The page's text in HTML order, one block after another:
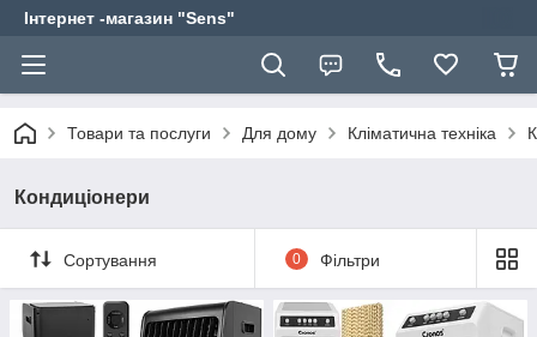
Інтернет -магазин "Sens"
Товари та послуги Для дому Кліматична техніка
Кондиціонери
Сортування 0 Фільтри